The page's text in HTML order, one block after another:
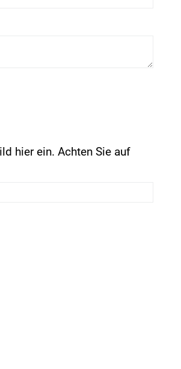
hier ein. Achten Sie auf